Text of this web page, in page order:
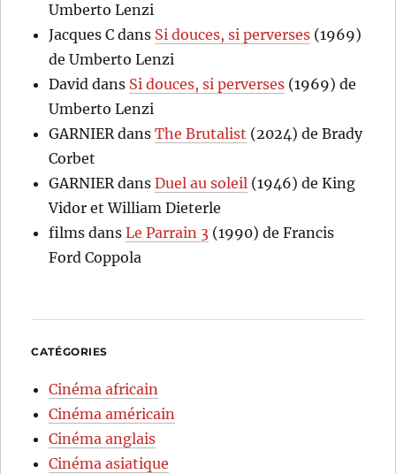
Umberto Lenzi
Jacques C dans Si douces, si perverses (1969)
de Umberto Lenzi
David dans Si douces, si perverses (1969) de
Umberto Lenzi
GARNIERdansThe Brutalist (2024) de Brady
Corbet
GARNIERdansDuel au soleil (1946) de King
Vidor et William Dieterle
films dansLe Parrain 3 (1990) de Francis
Ford Coppola
CATÉGORIES
Cinéma africain
Cinéma américain
Cinéma anglais
Cinéma asiatique